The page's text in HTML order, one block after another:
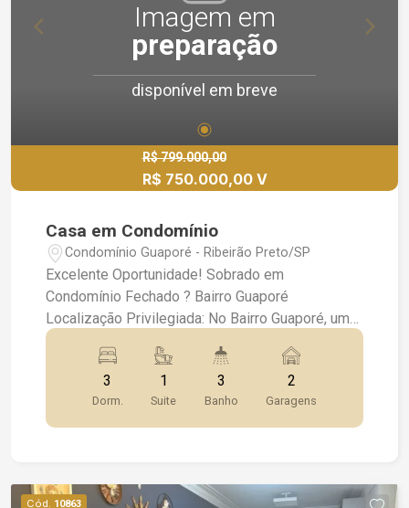
Imagem em
preparação
disponível em breve
R$ 799.000,00
R$ 750.000,00 V
Casa em Condomínio
Condomínio Guaporé - Ribeirão Preto/SP
Excelente Oportunidade! Sobrado em
Condomínio Fechado ? Bairro Guaporé
Localização Privilegiada: No Bairro Guaporé, um
dos mais desejados da região, este sobrado no
condomínio Evidence oferece todo o conforto e
segurança para você e sua família.
Características do Imóvel: 3 Dormitórios, sendo 1
Suíte ? Ambientes amplos e bem distribuídos.
? Perfeita para receber amigos e familiares com
3
Dorm.
1
Suite
3
Banho
2
Garagens
Cód. 10863